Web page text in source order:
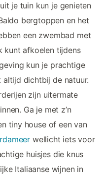
je tuin kun je genieten
bergtoppen en het
een zwembad met
kunt afkoelen tijdens
kun je prachtige
altijd dichtbij de natuur.
zijn uitermate
Ga je met z’n
tiny house of een van
wellicht iets voor
huisjes die knus
Italiaanse wijnen in